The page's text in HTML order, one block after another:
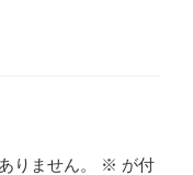
りません。 ※ が付